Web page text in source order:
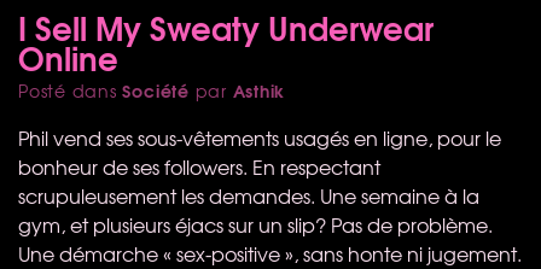
I Sell My Sweaty Underwear
Online
Posté dansSociété par Asthik
Phil vend ses sous-vêtements usagés en ligne, pour le
bonheur de ses followers. En respectant
scrupuleusement les demandes. Une semaine à la
gym, et plusieurs éjacs sur un slip? Pas de problème.
Une démarche « sex-positive », sans honte ni jugement.